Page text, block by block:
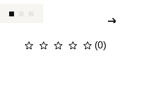
☆ ☆ ☆ ☆ ☆ (0)